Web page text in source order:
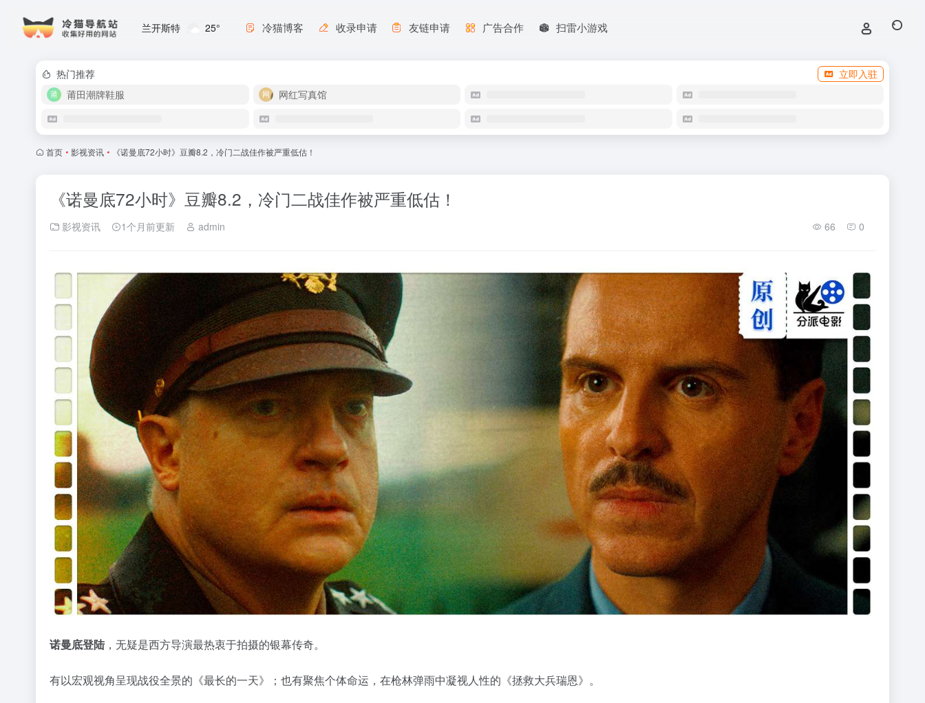
兰开斯特 25° 冷猫博客 收录申请 友链申请 广告合作 扫雷小游戏
热门推荐
立即入驻
莆田潮牌鞋服
网红写真馆
首页 • 影视资讯 • 《诺曼底72小时》豆瓣8.2，冷门二战佳作被严重低估！
《诺曼底72小时》豆瓣8.2，冷门二战佳作被严重低估！
影视资讯 1个月前更新 admin 66 0
诺曼底登陆，无疑是西方导演最热衷于拍摄的银幕传奇。
有以宏观视角呈现战役全景的《最长的一天》；也有聚焦个体命运，在枪林弹雨中凝视人性的《拯救大兵瑞恩》。